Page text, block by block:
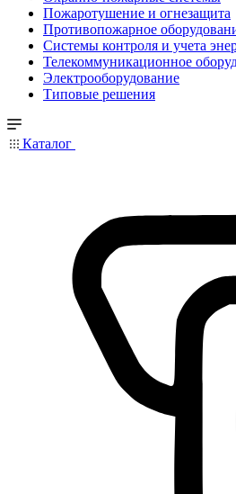
Пожаротушение и огнезащита
Противопожарное
Системы контроля и учета
Телекоммуникационное
Электрооборудование
Типовые решения
Каталог